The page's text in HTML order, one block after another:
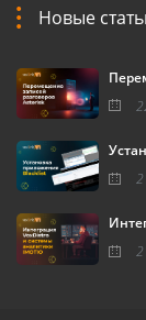
Новые